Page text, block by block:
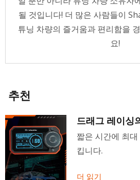
될 것입니다! 더 많은 사람들이
튜닝 차량의 즐거움과 편리함을
요!
추천
드래그 레이싱
짧은 시간에 최
킵니다.
더 읽기